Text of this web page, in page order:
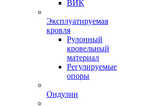
ВИК
Эксплуатируемая
кровля
Рулонный
кровельный
материал
Регулируемые
опоры
Ондулин